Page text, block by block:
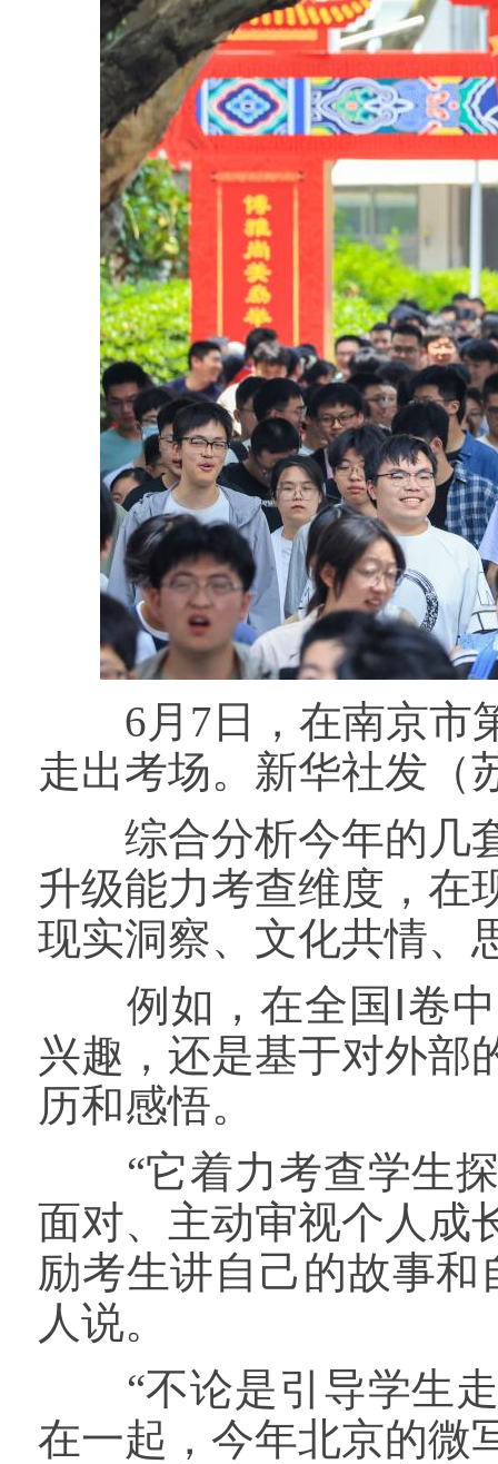
6月7日，在南京市第
走出考场。新华社发（
综合分析今年的几套
升级能力考查维度，在
现实洞察、文化共情、
例如，在全国Ⅰ卷中
兴趣，还是基于对外部
历和感悟。
“它着力考查学生探
面对、主动审视个人成
励考生讲自己的故事
人说。
“不论是引导学生走
在一起，今年北京的微